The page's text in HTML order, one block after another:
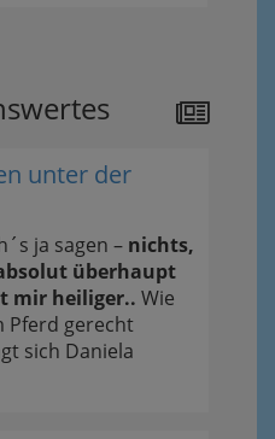
unter der
ja sagen – nichts,
überhaupt
mir heiliger.. Wie
Pferd gerecht
sich Daniela